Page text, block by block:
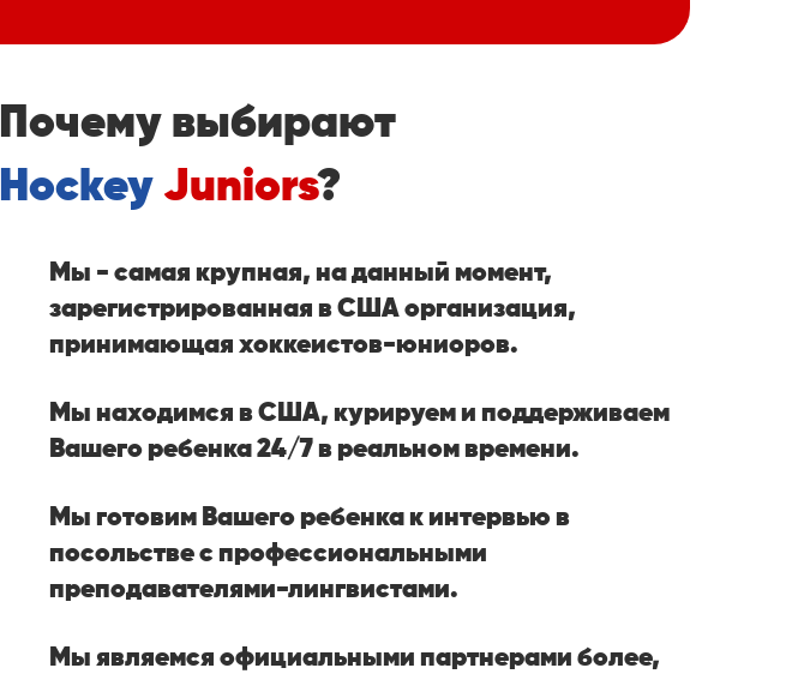
Почему выбирают
Hockey Juniors?
Мы - самая крупная, на данный момент,
зарегистрированная в США организация,
принимающая хоккеистов-юниоров.
Мы находимся в США, курируем и поддерживаем
Вашего ребенка 24/7 в реальном времени.
Мы готовим Вашего ребенка к интервью в
посольстве с профессиональными
преподавателями-лингвистами.
Мы являемся официальными партнерами более,